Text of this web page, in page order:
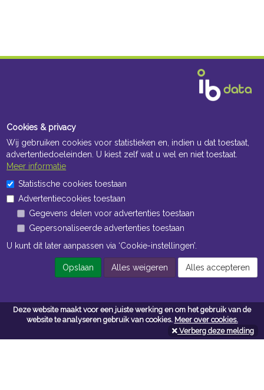
Deze website maakt voor een juiste werking en om het gebruik van de
website te analyseren gebruik van cookies. Meer over cookies.
Verberg deze melding
Openingstijden Kantoor
ma t/m vr 8:30 uur tot 17:00 uur
Openingstijden Magazijn
ma t/m vr 7:00 uur tot 16:30 uur
Navigatie
Algemene voorwaarden
Cookies & privacy
Wij gebruiken cookies voor statistieken en, indien u dat toestaat,
advertentiedoeleinden. U kiest zelf wat u wel en niet toestaat.
Meer informatie
Statistische cookies toestaan
Advertentiecookies toestaan
Gegevens delen voor advertenties toestaan
Gepersonaliseerde advertenties toestaan
U kunt dit later aanpassen via ‘Cookie-instellingen’.
Opslaan Alles weigeren Alles accepteren